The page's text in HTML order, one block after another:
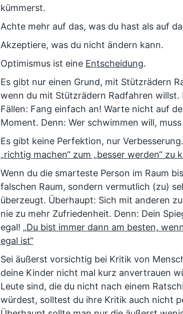
kümmerst.
Achte mehr auf das, was du hast als auf
Akzeptiere, was du nicht ändern kann.
Optimismus ist eine Entscheidung.
Es gibt nur einen Grund, mit Stützrädern
wenn du mit Stützrädern Radfahren willst.
Fällen: Fang einfach an! Warte nicht auf
Moment. Denn: Wer schwimmen will,
Es gibt keine Perfektion, nur Verbesserung.
„richtig machen“ zum „besser werden“ zu
Wenn du die smarteste Person im Raum
falschen Raum, sondern vermutlich (zu)
überzeugt. Überhaupt: Sich mit anderen
nie zu mehr Zufriedenheit. Denn: Dein
egal! „Du bist immer dann am besten,
egal ist“
Sei äußerst vorsichtig bei Kritik von
deine Kinder nicht mal kurz anvertrauen
Leute sind, die du nicht nach einem
würdest, solltest du ihre Kritik auch nicht